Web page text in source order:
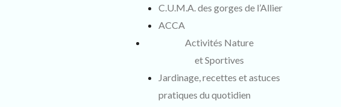
C.U.M.A. des gorges de l’Allier
ACCA
Activités Nature
et Sportives
Jardinage, recettes et astuces
pratiques du quotidien